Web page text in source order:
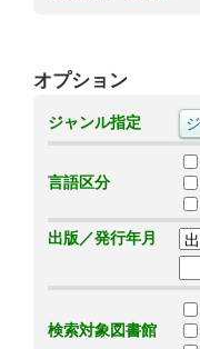
オプション
ジャンル指定
言語区分
出版／発行年月
検索対象図書館